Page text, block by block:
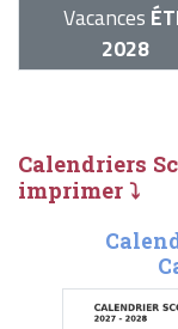
Vacances
2028
Calendriers
imprimer ⤵